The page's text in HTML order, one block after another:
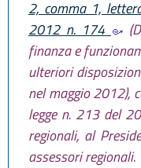
2, comma 1,
2012 n. 174
finanza e
ulteriori
nel maggio 2012),
legge n. 213 del
regionali, al
assessori regionali.